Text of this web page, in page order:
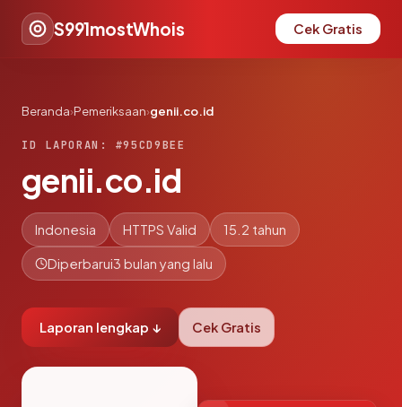
S991mostWhois Cek Gratis
Beranda›Pemeriksaan›genii.co.id
ID LAPORAN: #95CD9BEE
genii.co.id
Indonesia HTTPS Valid 15.2 tahun
Diperbarui3 bulan yang lalu
Laporan lengkap ↓ Cek Gratis